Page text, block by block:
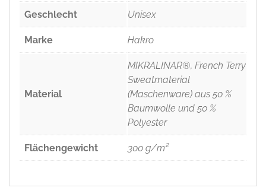
Geschlecht Unisex
Marke Hakro
Material
MIKRALINAR®, French Terry
Sweatmaterial
(Maschenware) aus 50 %
Baumwolle und 50 %
Polyester
Flächengewicht 300 g/m²